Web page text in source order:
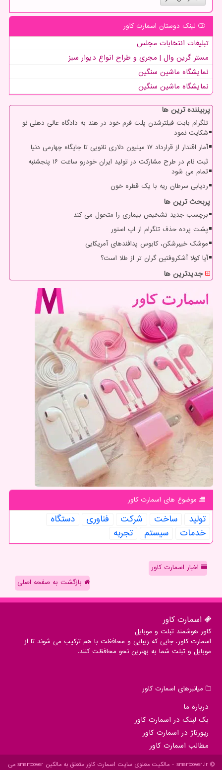
لینک دوستان اسمارت كاور
تبلیغات انتخابات مجلس
مستر گرین وال | مجری و طراح انواع دیوار سبز
نمایشگاه ماشین سنگین
نمایشگاه ماشین سنگین
پربیننده ترین ها
تلگرام بابت فیلترشدن پلت فرم خود در هند به دادگاه عالی دهلی نو
شکایت نمود
آمار اقتدار از قرارداد ۱۷ میلیون دلاری نانویی تا جایگاه چهارمی دنیا
ثبت نام در طرح مشارکت در تولید ایران خودرو ساعت ۱۶ پنجشنبه
تمام می شود
ردیابی سرطان ریه با یک قطره خون
پربحث ترین ها
برچسب جدید تشخیص بیماری را متحول می کند
پشت پرده حذف تلگرام از اپ استور
موشک خیبرشکن، کابوس پدافندهای آمریکایی
آیا کولا آشکروفتین گران تر از طلا است؟
جدیدترین ها
موضوع های اسمارت كاور
تولید ساخت شركت فناوری
دستگاه
خدمات
سیستم تجربه
اخبار اسمارت کاور
بازگشت به صفحه اصلی
اسمارت كاور
کاور هوشمند تبلت و موبایل
اسمارت کاور، جایی که زیبایی و محافظت با هم ترکیب می شوند تا از
موبایل و تبلت شما به بهترین نحو محافظت کنند.
میانبرهای اسمارت كاور
درباره ما
بک لینک در اسمارت كاور
رپورتاژ در اسمارت كاور
مطالب اسمارت كاور
smartcover.ir - مالکیت معنوی سایت اسمارت كاور متعلق به مالکین smartcover می